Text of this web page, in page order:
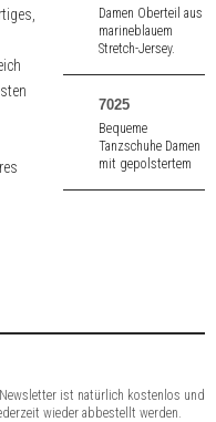
Marke Art Sport by
Ray Rose.
Damen Oberteil aus
marineblauem
Stretch-Jersey.
7025
Bequeme
Tanzschuhe Damen
mit gepolstertem
ist natürlich kostenlos und
wieder abbestellt werden.